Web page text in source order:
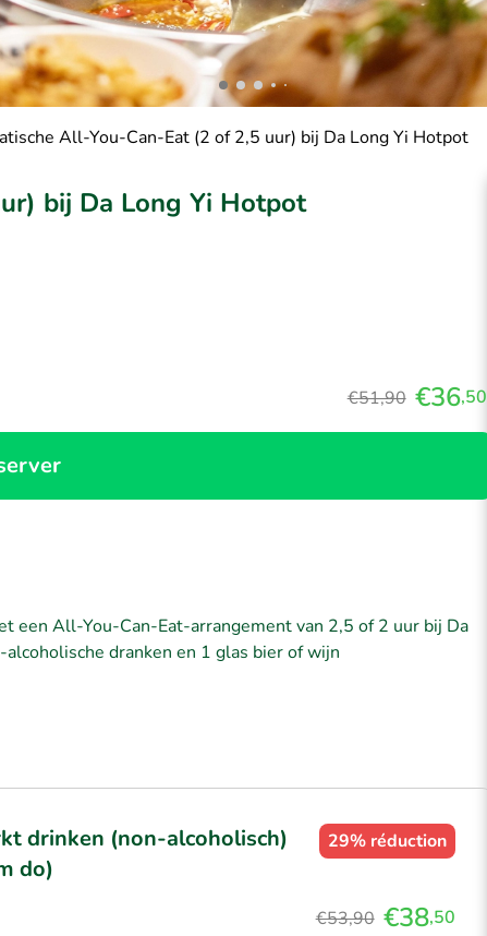
All-You-Can-Eat (2 of 2,5 uur) bij Da Long Yi Hotpot
bij Da Long Yi Hotpot
€51,90 €36,50
een All-You-Can-Eat-arrangement van 2,5 of 2 uur bij Da
dranken en 1 glas bier of wijn
drinken (non-alcoholisch)
do)
29% réduction
€53,90 €38,50